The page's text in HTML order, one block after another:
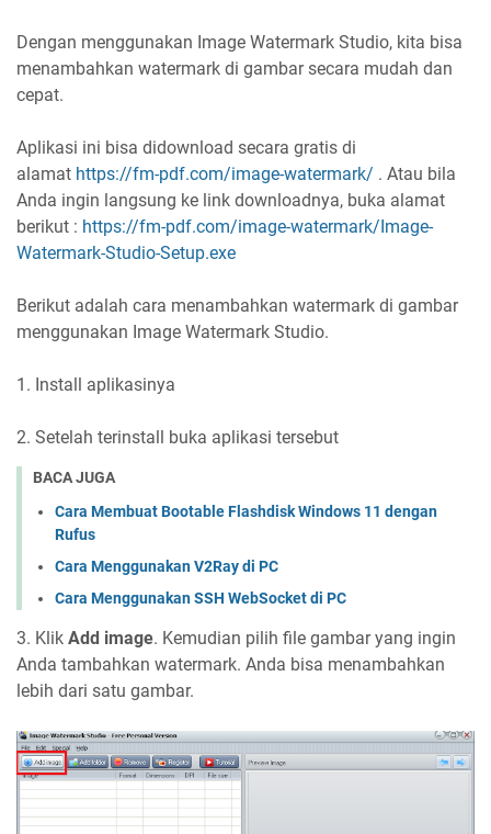
Dengan menggunakan Image Watermark Studio, kita bisa
menambahkan watermark di gambar secara mudah dan
cepat.
Aplikasi ini bisa didownload secara gratis di
alamat https://fm-pdf.com/image-watermark/ . Atau bila
Anda ingin langsung ke link downloadnya, buka alamat
berikut : https://fm-pdf.com/image-watermark/Image-
Watermark-Studio-Setup.exe
Berikut adalah cara menambahkan watermark di gambar
menggunakan Image Watermark Studio.
1. Install aplikasinya
2. Setelah terinstall buka aplikasi tersebut
BACA JUGA
Cara Membuat Bootable Flashdisk Windows 11 dengan
Rufus
Cara Menggunakan V2Ray di PC
Cara Menggunakan SSH WebSocket di PC
3. Klik Add image. Kemudian pilih file gambar yang ingin
Anda tambahkan watermark. Anda bisa menambahkan
lebih dari satu gambar.